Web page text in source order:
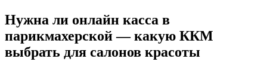
Нужна ли онлайн касса в
парикмахерской — какую ККМ
выбрать для салонов красоты